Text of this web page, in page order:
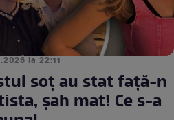
la 22:11
soț au stat față-n
şah mat! Ce s-a